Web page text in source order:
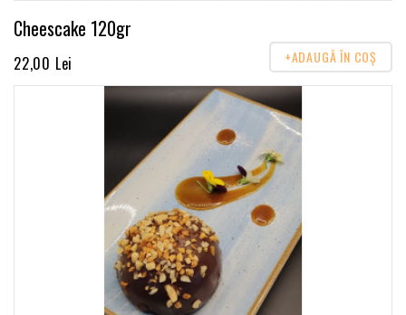
Cheescake 120gr
22,00 Lei +ADAUGĂ ÎN COŞ